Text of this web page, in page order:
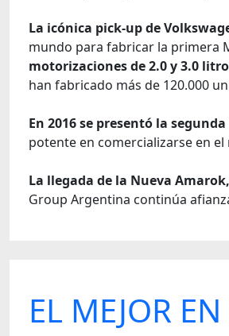
La icónica pick-up de
mundo para fabricar la primera
motorizaciones de 2.0 y 3.0
han fabricado más de 120.000
En 2016 se presentó la
potente en comercializarse en
La llegada de la Nueva
Group Argentina continúa
EL MEJOR